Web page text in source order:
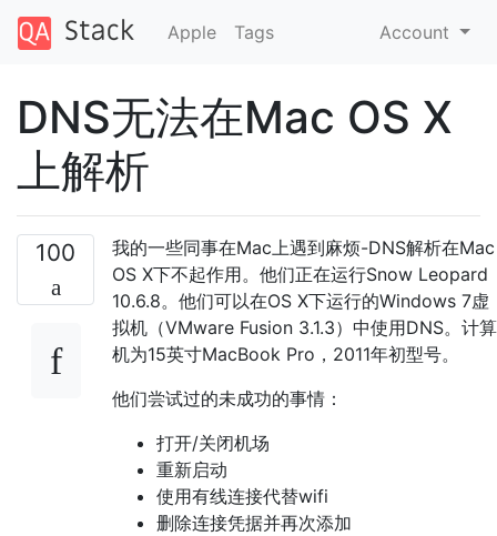
Apple Tags Account
DNS无法在Mac OS X
上解析
100
我的一些同事在Mac上遇到麻烦-DNS解析在Mac
OS X下不起作用。他们正在运行Snow Leopard
10.6.8。他们可以在OS X下运行的Windows 7虚
拟机（VMware Fusion 3.1.3）中使用DNS。计算
机为15英寸MacBook Pro，2011年初型号。
他们尝试过的未成功的事情：
打开/关闭机场
重新启动
使用有线连接代替wifi
删除连接凭据并再次添加